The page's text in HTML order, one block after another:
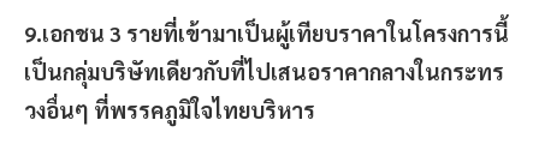
9.เอกชน 3 รายที่เข้ามาเป็นผู้เทียบราคาในโครงการนี้
เป็นกลุ่มบริษัทเดียวกับที่ไปเสนอราคากลางในกระทร
วงอื่นๆ ที่พรรคภูมิใจไทยบริหาร